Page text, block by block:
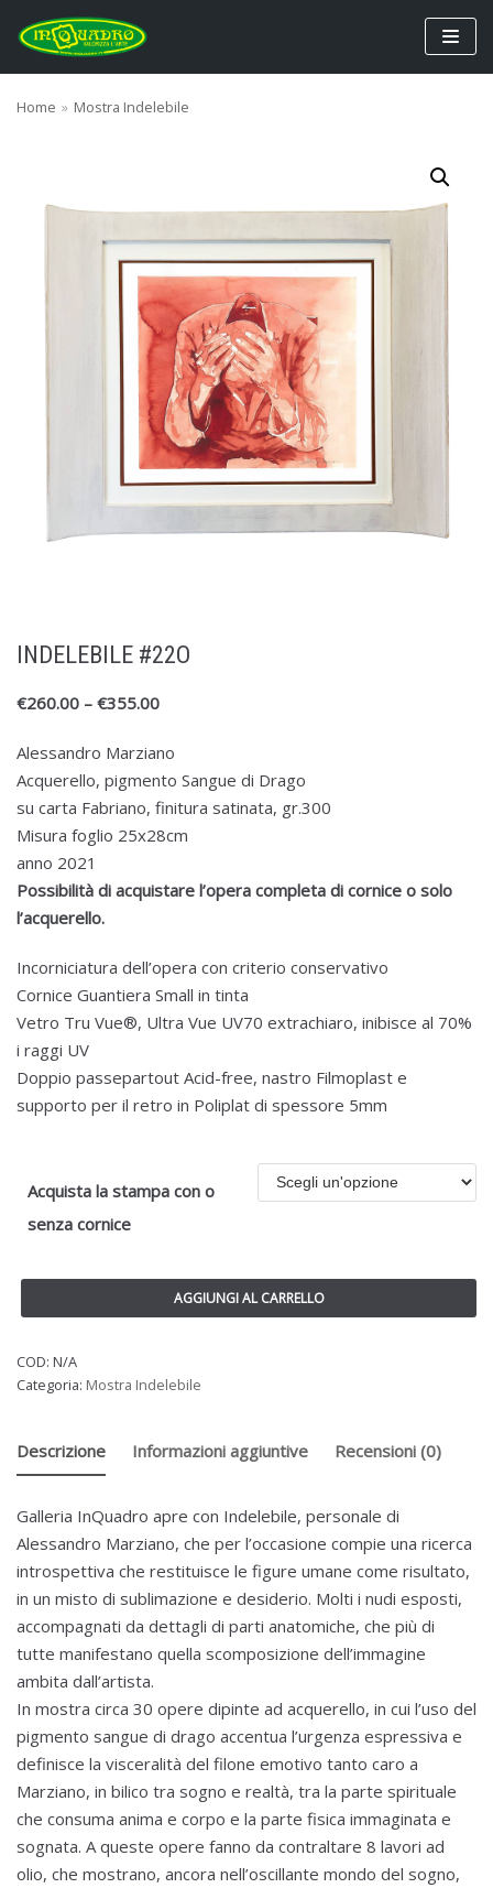
Vai
al
contenuto
Home » Mostra Indelebile
INDELEBILE #22O
€260.00 – €355.00
Alessandro Marziano
Acquerello, pigmento Sangue di Drago
su carta Fabriano, finitura satinata, gr.300
Misura foglio 25x28cm
anno 2021
Possibilità di acquistare l’opera completa di cornice o solo
l’acquerello.
Incorniciatura dell’opera con criterio conservativo
Cornice Guantiera Small in tinta
Vetro Tru Vue®, Ultra Vue UV70 extrachiaro, inibisce al 70%
i raggi UV
Doppio passepartout Acid-free, nastro Filmoplast e
supporto per il retro in Poliplat di spessore 5mm
Acquista la stampa con o
senza cornice
AGGIUNGI AL CARRELLO
COD: N/A
Categoria: Mostra Indelebile
Descrizione Informazioni aggiuntive Recensioni (0)
Galleria InQuadro apre con Indelebile, personale di
Alessandro Marziano, che per l’occasione compie una ricerca
introspettiva che restituisce le figure umane come risultato,
in un misto di sublimazione e desiderio. Molti i nudi esposti,
accompagnati da dettagli di parti anatomiche, che più di
tutte manifestano quella scomposizione dell’immagine
ambita dall’artista.
In mostra circa 30 opere dipinte ad acquerello, in cui l’uso del
pigmento sangue di drago accentua l’urgenza espressiva e
definisce la visceralità del filone emotivo tanto caro a
Marziano, in bilico tra sogno e realtà, tra la parte spirituale
che consuma anima e corpo e la parte fisica immaginata e
sognata. A queste opere fanno da contraltare 8 lavori ad
olio, che mostrano, ancora nell’oscillante mondo del sogno,